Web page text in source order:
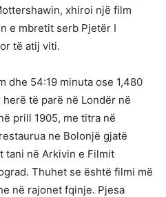
xhiroi një film
e mbretit serb Pjetër I
të atij viti.
dhe 54:19 minuta ose 1,480
të parë në Londër në
prill 1905, me titra në
ne Bolonjë gjatë
tani në Arkivin e Filmit
Thuhet se është filmi më
në rajonet fqinje. Pjesa